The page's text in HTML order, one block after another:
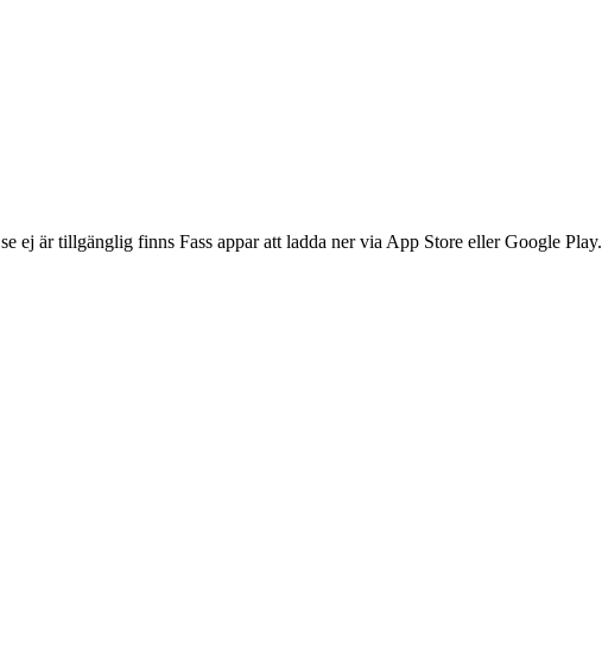
ej är tillgänglig finns Fass appar att ladda ner via App Store eller Google Play.